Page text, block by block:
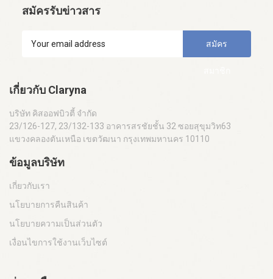
สมัครรับข่าวสาร
สมัคร
เกี่ยวกับ Claryna
บริษัท คิสออฟบิวตี้ จำกัด
23/126-127, 23/132-133 อาคารสรชัยชั้น 32 ซอยสุขุมวิท63
แขวงคลองตันเหนือ เขตวัฒนา กรุงเทพมหานคร 10110
ข้อมูลบริษัท
เกี่ยวกับเรา
นโยบายการคืนสินค้า
นโยบายความเป็นส่วนตัว
เงื่อนไขการใช้งานเว็บไซต์